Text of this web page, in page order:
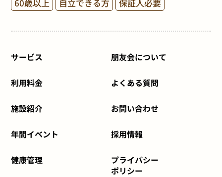
60歳以上 自立できる方 保証人必要
サービス
利用料金
施設紹介
年間イベント
健康管理
朋友会について
よくある質問
お問い合わせ
採用情報
プライバシー
ポリシー